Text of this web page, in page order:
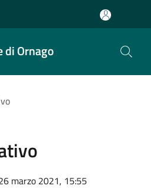
di Ornago
marzo 2021, 15:55